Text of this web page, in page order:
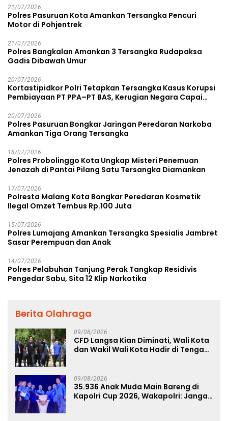
21/07/2026
Polres Pasuruan Kota Amankan Tersangka Pencuri
Motor di Pohjentrek
21/07/2026
Polres Bangkalan Amankan 3 Tersangka Rudapaksa
Gadis Dibawah Umur
20/07/2026
Kortastipidkor Polri Tetapkan Tersangka Kasus Korupsi
Pembiayaan PT PPA–PT BAS, Kerugian Negara Capai
20/07/2026
Polres Pasuruan Bongkar Jaringan Peredaran Narkoba
Amankan Tiga Orang Tersangka
18/07/2026
Polres Probolinggo Kota Ungkap Misteri Penemuan
Jenazah di Pantai Pilang Satu Tersangka Diamankan
17/07/2026
Polresta Malang Kota Bongkar Peredaran Kosmetik
Ilegal Omzet Tembus Rp.100 Juta
15/07/2026
Polres Lumajang Amankan Tersangka Spesialis Jambret
Sasar Perempuan dan Anak
14/07/2026
Polres Pelabuhan Tanjung Perak Tangkap Residivis
Pengedar Sabu, Sita 12 Klip Narkotika
Berita Olahraga
09/08/2026
CFD Langsa Kian Diminati, Wali Kota
dan Wakil Wali Kota Hadir di Tengah
09/08/2026
35.936 Anak Muda Main Bareng di
Kapolri Cup 2026, Wakapolri: Jangan